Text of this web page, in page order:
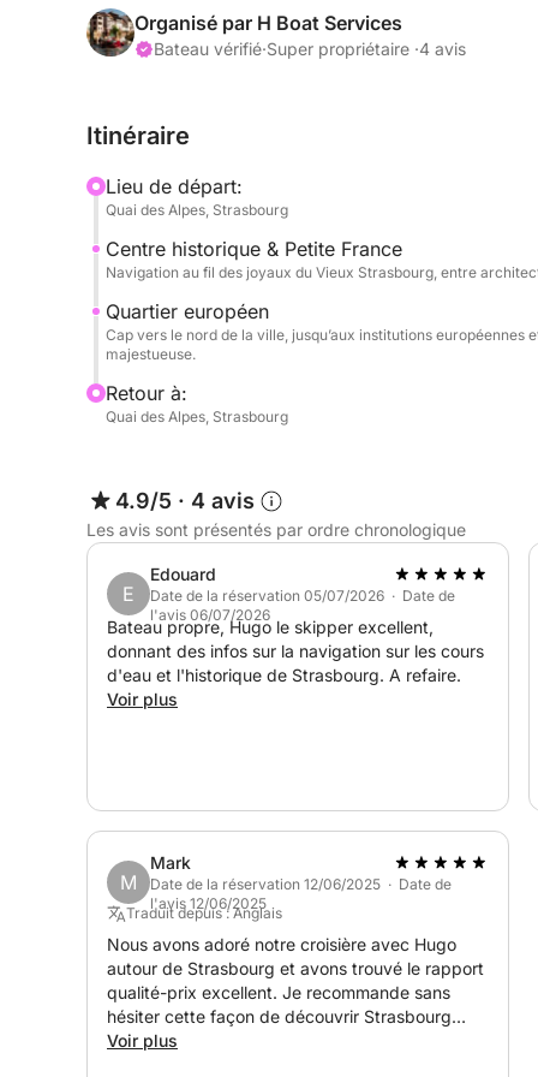
Tout au long de cette balade fluviale, vous
de points de vue uniques sur les trésors de la
esthétique. Le bateau séduit par ses lignes
sortie romantique, un moment en famille ou une
pouvez agrémenter votre croisière d’un apéritif
(45 €). Le capitaine, chaleureux et discret, saura
originale, intimiste et résolument chic de
Organisé par H Boat Services
Bateau vérifié·Super propriétaire ·4 avis
Itinéraire
Lieu de départ:
Quai des Alpes, Strasbourg
Centre historique & Petite France
Navigation au fil des joyaux du Vieux Strasbourg, entre
Quartier européen
Cap vers le nord de la ville, jusqu’aux institutions européennes
majestueuse.
Retour à:
Quai des Alpes, Strasbourg
4.9/5 · 4 avis
Les avis sont présentés par ordre chronologique
E
Edouard
Date de la réservation 05/07/2026 · Date de
l'avis 06/07/2026
Bateau propre, Hugo le skipper excellent,
donnant des infos sur la navigation sur les cours
d'eau et l'historique de Strasbourg. A refaire.
Voir plus
M
Mark
Date de la réservation 12/06/2025 · Date de
l'avis 12/06/2025
Traduit depuis : Anglais
Nous avons adoré notre croisière avec Hugo
autour de Strasbourg et avons trouvé le rapport
qualité-prix excellent. Je recommande sans
hésiter cette façon de découvrir Strasbourg
plutôt que de voyager sur un grand bateau
Voir plus